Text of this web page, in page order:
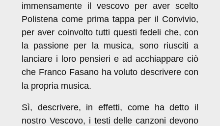
immensamente il vescovo per aver scelto
Polistena come prima tappa per il Convivio,
per aver coinvolto tutti questi fedeli che, con
la passione per la musica, sono riusciti a
lanciare i loro pensieri e ad acchiappare ciò
che Franco Fasano ha voluto descrivere con
la propria musica.
Sì, descrivere, in effetti, come ha detto il
nostro Vescovo, i testi delle canzoni devono